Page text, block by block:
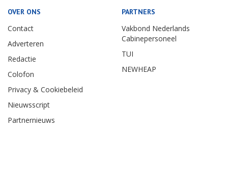
OVER ONS
Contact
Adverteren
Redactie
Colofon
Privacy & Cookiebeleid
Nieuwsscript
Partnernieuws
PARTNERS
Vakbond Nederlands
Cabinepersoneel
TUI
NEWHEAP